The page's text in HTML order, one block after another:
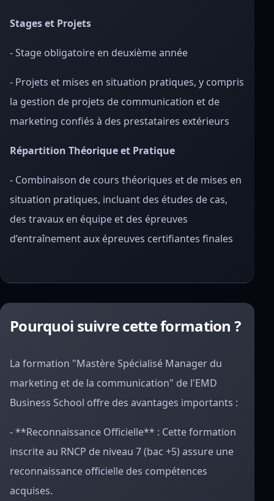
Stages et Projets
- Stage obligatoire en deuxième année
- Projets et mises en situation pratiques, y compris
la gestion de projets de communication et de
marketing confiés à des prestataires extérieurs
Répartition Théorique et Pratique
- Combinaison de cours théoriques et de mises en
situation pratiques, incluant des études de cas,
des travaux en équipe et des épreuves
d’entraînement aux épreuves certifiantes finales
Pourquoi suivre cette formation ?
La formation "Mastère Spécialisé Manager du
marketing et de la communication" de l'EMD
Business School offre des avantages importants :
- **Reconnaissance Officielle** : Cette formation
inscrite au RNCP de niveau 7 (bac +5) assure une
reconnaissance officielle des compétences
acquises.